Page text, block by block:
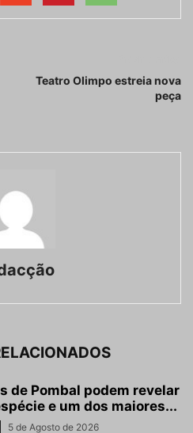
Teatro Olimpo estreia nova
peça
de Pombal podem revelar
e um dos maiores...
5 de Agosto de 2026